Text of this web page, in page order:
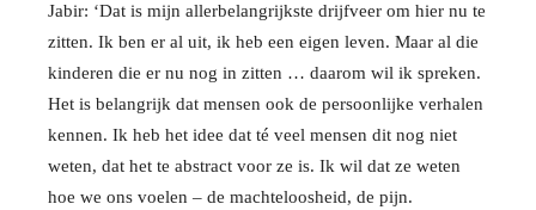
Jabir: ‘Dat is mijn allerbelangrijkste drijfveer om hier nu te
zitten. Ik ben er al uit, ik heb een eigen leven. Maar al die
kinderen die er nu nog in zitten … daarom wil ik spreken.
Het is belangrijk dat mensen ook de persoonlijke verhalen
kennen. Ik heb het idee dat té veel mensen dit nog niet
weten, dat het te abstract voor ze is. Ik wil dat ze weten
hoe we ons voelen – de machteloosheid, de pijn.